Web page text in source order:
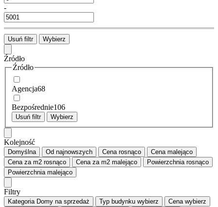
-
Usuń filtr Wybierz
Źródło
Źródło
Agencja68
Bezpośrednie106
Usuń filtr Wybierz
Kolejność
Domyślna Od najnowszych Cena rosnąco Cena malejąco
Cena za m2 rosnąco Cena za m2 malejąco Powierzchnia rosnąco
Powierzchnia malejąco
Filtry
Kategoria Domy na sprzedaż Typ budynku wybierz Cena wybierz